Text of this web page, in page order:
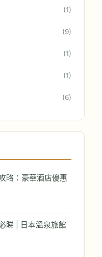
(1)
(9)
(1)
(1)
(6)
略：豪華酒店優惠
睇 | 日本溫泉旅館